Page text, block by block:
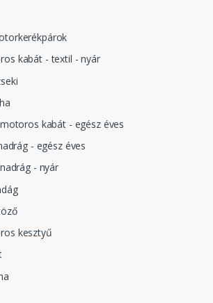
kabát - textil - nyár
kabát - egész éves
- egész éves
- nyár
kesztyű